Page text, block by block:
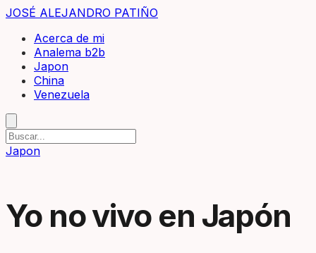
JOSÉ ALEJANDRO PATIÑO
Acerca de mi
Analema b2b
Japon
China
Venezuela
Japon
Yo no vivo en Japón